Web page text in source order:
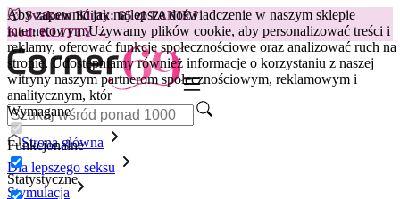
Aby zapewnić jak najlepsze doświadczenie w naszym sklepie
internetowym.Używamy plików cookie, aby personalizować treści i
reklamy, oferować funkcje społecznościowe oraz analizować ruch na
stronie. Udostępniamy również informacje o korzystaniu z naszej
witryny naszym partnerom społecznościowym, reklamowym i
analitycznym, któr
Wymagane
Funkcjonalne
Statystyczne
😽Svakom Klitty: 65 zł TANIEJ
Kod: KLITTY →
Strona główna
Dla lepszego seksu
Stymulacja